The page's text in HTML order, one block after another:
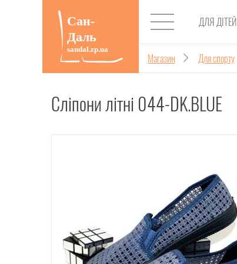
ДЛЯ ДІТЕЙ
Магазин Для спорту
Сліпони літні 044-DK.BLUE